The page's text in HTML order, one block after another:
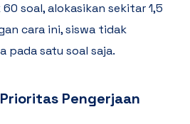
soal, alokasikan sekitar 1,5
cara ini, siswa tidak
pada satu soal saja.
Pengerjaan